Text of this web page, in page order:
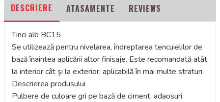
DESCRIERE ATASAMENTE REVIEWS
Tinci alb BC15
Se utilizează pentru nivelarea, îndreptarea tencuielilor de
bază înaintea aplicării altor finisaje. Este recomandată atât
la interior cât şi la exterior, aplicabilă în mai multe straturi.
Descrierea produsului
Pulbere de culoare gri pe bază de ciment, adaosuri